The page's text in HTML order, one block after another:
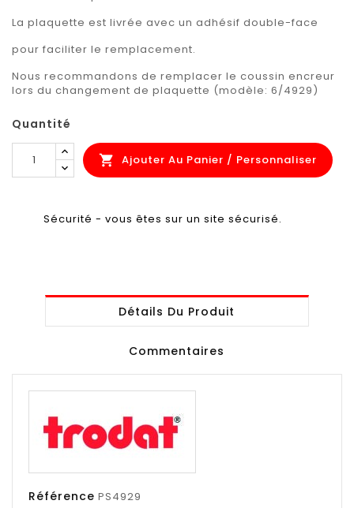
La plaquette est livrée avec un adhésif double-face
pour faciliter le remplacement.
Nous recommandons de remplacer le coussin encreur
lors du changement de plaquette (modèle: 6/4929)
Quantité
 Ajouter Au Panier / Personnaliser
Sécurité - vous êtes sur un site sécurisé.
Détails Du Produit
Commentaires
Référence PS4929